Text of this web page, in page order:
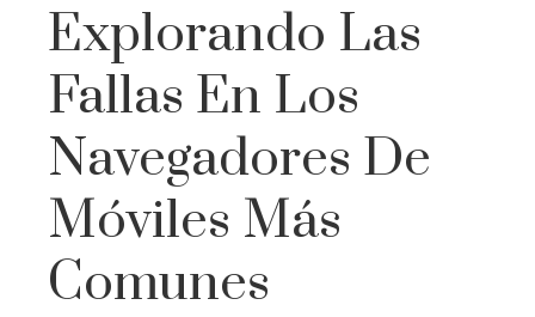
Explorando Las
Fallas En Los
Navegadores De
Móviles Más
Comunes